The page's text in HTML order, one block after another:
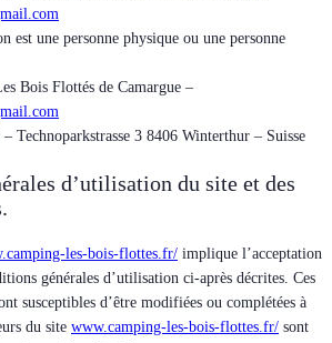
est une personne physique ou une personne
Bois Flottés de Camargue –
Technoparkstrasse 3 8406 Winterthur – Suisse
d’utilisation du site et des
les-bois-flottes.fr/ implique l’acceptation
générales d’utilisation ci-après décrites. Ces
susceptibles d’être modifiées ou complétées à
du site www.camping-les-bois-flottes.fr/ sont